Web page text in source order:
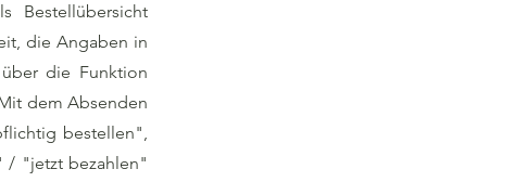
Bestellübersicht
die Angaben in
die Funktion
dem Absenden
bestellen",
/ "jetzt bezahlen"